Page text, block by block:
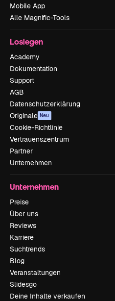
Mobile App
Alle Magnific-Tools
Loslegen
Academy
Dokumentation
Support
AGB
Datenschutzerklärung
Originale Neu
Cookie-Richtlinie
Vertrauenszentrum
Partner
Unternehmen
Unternehmen
Preise
Über uns
Reviews
Karriere
Suchtrends
Blog
Veranstaltungen
Slidesgo
Deine Inhalte verkaufen